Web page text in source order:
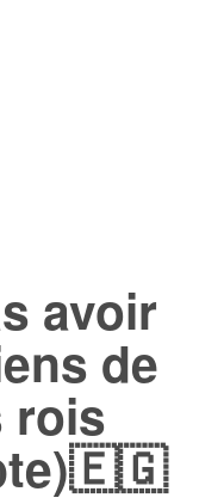
avoir
de
rois